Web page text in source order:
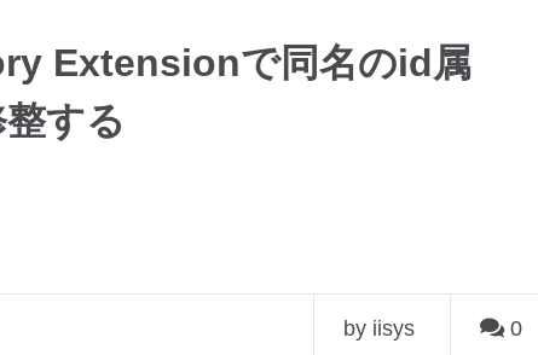
Extensionで同名のid属
する
by iisys 0